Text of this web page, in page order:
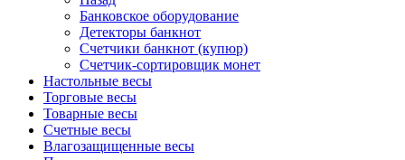
Банковское оборудование
Детекторы банкнот
Cчетчики банкнот (купюр)
Счетчик-сортировщик монет
Настольные весы
Торговые весы
Товарные весы
Счетные весы
Влагозащищенные весы